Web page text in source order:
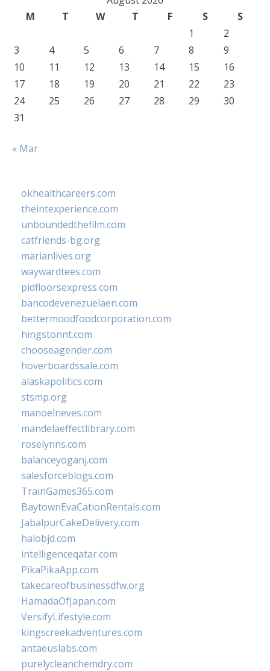
M
T W T F S
S
1
2
3
4 5 6 7 8
9
10
11 12 13 14 15
16
17
18 19 20 21 22
23
24
25 26 27 28 29
30
31
« Mar
okhealthcareers.com
theintexperience.com
unboundedthefilm.com
catfriends-bg.org
marianlives.org
waywardtees.com
pidfloorsexpress.com
bancodevenezuelaen.com
bettermoodfoodcorporation.com
hingstonnt.com
chooseagender.com
hoverboardssale.com
alaskapolitics.com
stsmp.org
manoelneves.com
mandelaeffectlibrary.com
roselynns.com
balanceyoganj.com
salesforceblogs.com
TrainGames365.com
BaytownEvaCationRentals.com
JabalpurCakeDelivery.com
halobjd.com
intelligenceqatar.com
PikaPikaApp.com
takecareofbusinessdfw.org
HamadaOfJapan.com
VersifyLifestyle.com
kingscreekadventures.com
antaeuslabs.com
purelycleanchemdry.com